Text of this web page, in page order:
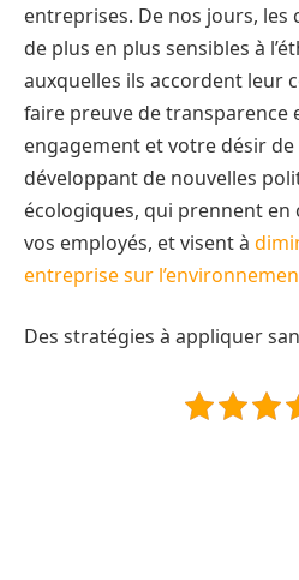
entreprises. De nos jours,
de plus en plus sensibles à
auxquelles ils accordent leur
faire preuve de
engagement et votre désir de
développant de nouvelles
écologiques, qui prennent en
vos employés, et visent à
entreprise sur
Des stratégies à appliquer